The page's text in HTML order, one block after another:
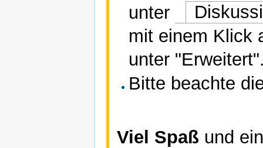
unter
mit einem Klick
unter
Bitte beachte
Viel Spaß und